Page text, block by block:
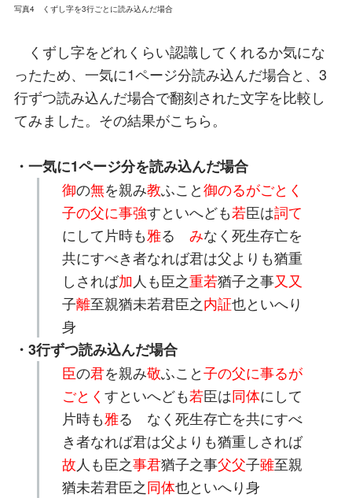
写真4 くずし字を3行ごとに読み込んだ場合
くずし字をどれくらい認識してくれるか気にな
ったため、一気に1ページ分読み込んだ場合と、3
行ずつ読み込んだ場合で翻刻された文字を比較し
てみました。その結果がこちら。
・一気に1ページ分を読み込んだ場合
御の無を親み教ふこと御のるがごとく
子の父に事強すといへども若臣は詞て
にして片時も雅るゝみなく死生存亡を
共にすべき者なれば君は父よりも猶重
しされば加人も臣之重若猶子之事又又
子離至親猶未若君臣之内証也といへり
身
・3行ずつ読み込んだ場合
臣の君を親み敬ふこと子の父に事るが
ごとくすといへども若臣は同体にして
片時も雅るゝなく死生存亡を共にすべ
き者なれば君は父よりも猶重しされば
故人も臣之事君猶子之事父父子雖至親
猶未若君臣之同体也といへり身